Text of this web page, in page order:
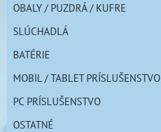
OBALY / PUZDRÁ / KUFRE
SLÚCHADLÁ
BATÉRIE
MOBIL / TABLET PRÍSLUŠENSTVO
PC PRÍSLUŠENSTVO
OSTATNÉ